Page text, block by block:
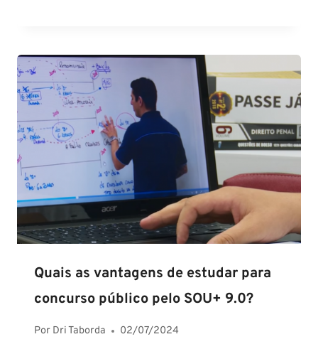
Quais as vantagens de estudar para
concurso público pelo SOU+ 9.0?
Por Dri Taborda 02/07/2024